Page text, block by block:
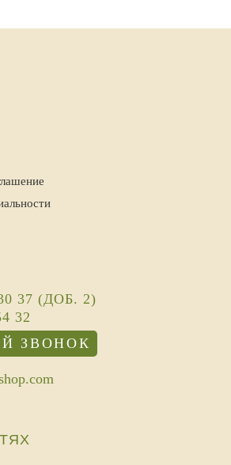
37 (ДОБ. 2)
32
ЗВОНОК